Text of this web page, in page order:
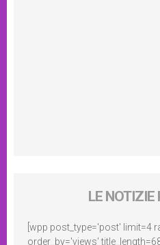
LE NOTIZIE
[wpp post_type='post' limit=4
order_by='views'